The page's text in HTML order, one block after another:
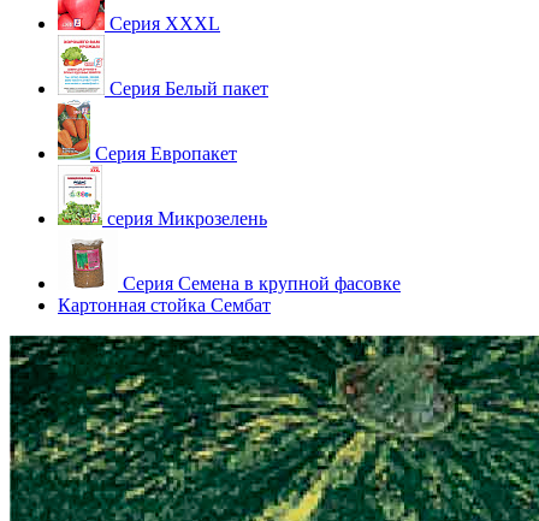
Серия XXXL
Серия Белый пакет
Серия Европакет
серия Микрозелень
Серия Семена в крупной фасовке
Картонная стойка Сембат